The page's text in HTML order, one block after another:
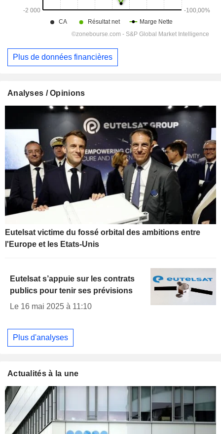
Plus de données financières
Analyses / Opinions
Eutelsat victime du fossé orbital des ambitions entre
l'Europe et les Etats-Unis
Eutelsat s’appuie sur les contrats
publics pour tenir ses prévisions
Le 16 mai 2025 à 11:10
Plus d'analyses
Actualités à la une